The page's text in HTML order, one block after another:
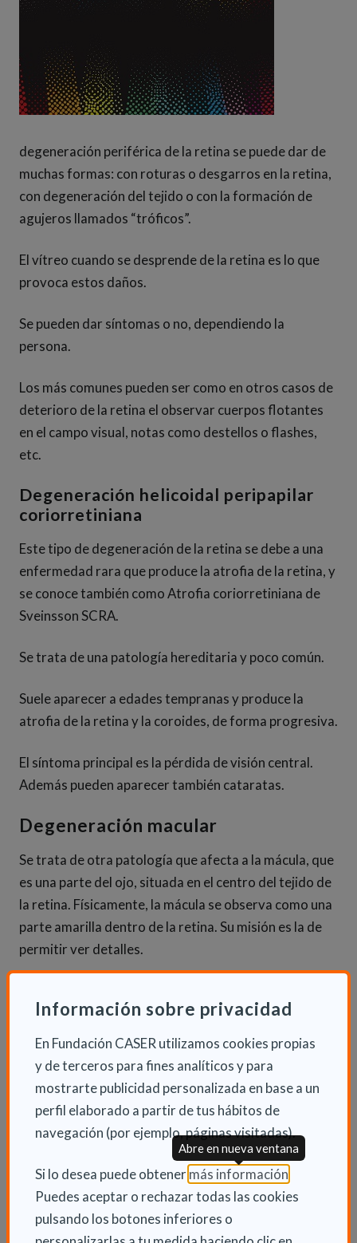
Información sobre privacidad
En Fundación CASER utilizamos cookies propias
y de terceros para fines analíticos y para
mostrarte publicidad personalizada en base a un
perfil elaborado a partir de tus hábitos de
navegación (por ejemplo, páginas visitadas).
Si lo desea puede obtener más información
Puedes aceptar o rechazar todas las cookies
pulsando los botones inferiores o
Abre en nueva ventana
degeneración periférica de la retina se puede dar de
muchas formas: con roturas o desgarros en la retina,
con degeneración del tejido o con la formación de
agujeros llamados “tróficos”.
El vítreo cuando se desprende de la retina es lo que
provoca estos daños.
Se pueden dar síntomas o no, dependiendo la
persona.
Los más comunes pueden ser como en otros casos de
deterioro de la retina el observar cuerpos flotantes
en el campo visual, notas como destellos o flashes,
etc.
Degeneración helicoidal peripapilar
coriorretiniana
Este tipo de degeneración de la retina se debe a una
enfermedad rara que produce la atrofia de la retina, y
se conoce también como Atrofia coriorretiniana de
Sveinsson SCRA.
Se trata de una patología hereditaria y poco común.
Suele aparecer a edades tempranas y produce la
atrofia de la retina y la coroides, de forma progresiva.
El síntoma principal es la pérdida de visión central.
Además pueden aparecer también cataratas.
Degeneración macular
Se trata de otra patología que afecta a la mácula, que
es una parte del ojo, situada en el centro del tejido de
la retina. Físicamente, la mácula se observa como una
parte amarilla dentro de la retina. Su misión es la de
permitir ver detalles.
Suele afectar a la visión central de la persona. Algo
que hace que pueda tener problemas para leer.
Desprendimiento de retina
A veces debido a un golpe o traumatismo, tras haber
sido intervenido anteriormente de una patología
ocular, o por el paso del tiempo que vuelve más fina la
retina, esta se puede llegar a desprender. En otra de la
fichas de salud de Caser, se explica más sobre esta
patología, para su prevención y tratamiento.